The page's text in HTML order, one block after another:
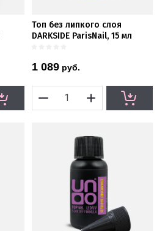
Топ без липкого слоя
DARKSIDE ParisNail, 15 мл
1 089 руб.